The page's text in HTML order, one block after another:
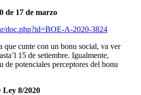
de 17 de marzo
doc.php?id=BOE-A-2020-3824
que cunte con un bonu social, va ver
15 de setiembre. Igualmente,
de potenciales perceptores del bonu
Ley 8/2020